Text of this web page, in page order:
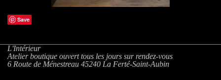
Save
L'Intérieur
Atelier boutique ouvert tous les jours sur rendez-vous
6 Route de Ménestreau 45240 La Ferté-Saint-Aubin